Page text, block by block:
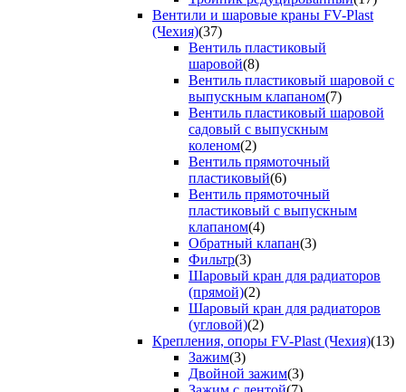
Вентили и шаровые краны FV-Plast
(Чехия)(37)
Вентиль пластиковый
шаровой(8)
Вентиль пластиковый шаровой с
выпускным клапаном(7)
Вентиль пластиковый шаровой
садовый с выпускным
коленом(2)
Вентиль прямоточный
пластиковый(6)
Вентиль прямоточный
пластиковый с выпускным
клапаном(4)
Обратный клапан(3)
Фильтр(3)
Шаровый кран для радиаторов
(прямой)(2)
Шаровый кран для радиаторов
(угловой)(2)
Крепления, опоры FV-Plast (Чехия)(13)
Зажим(3)
Двойной зажим(3)